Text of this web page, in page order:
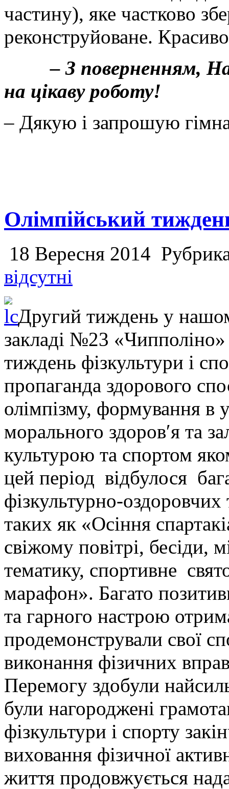
частину), яке частково
реконструйоване.
– З поверненням,
на цікаву роботу!
– Дякую і запрошую
Олімпійський
18 Вересня 2014
відсутні
Другий тиждень у
закладі №23
тиждень фізкультури і
пропаганда здорового
олімпізму, формування в
морального здоров′я та
культурою та спортом
цей період відбулося
фізкультурно-
таких як «Осіння
свіжому повітрі, бесіди,
тематику, спортивне
марафон». Багато
та гарного настрою
продемонстрували свої
виконання фізичних
Перемогу здобули
були нагороджені
фізкультури і спорту
виховання фізичної
життя продовжується